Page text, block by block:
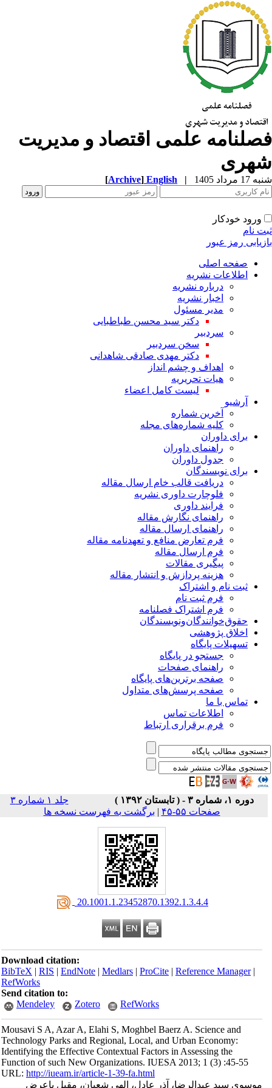
علمی اقتصاد و مدیریت
مرداد 1405 |
English
[Archive]
ورود خودکار
نام
رمز عبور
صفحه اصلی
اطلاعات نشریه
درباره نشریه
اخبار نشریه
مدیر مسئول
دکتر سید محسن طباطبایی
سردبیر
سخن سردبیر
دکتر مهدی صادقی شاهدانی
اهداف و چشم انداز
هیات تحریریه
لیست کامل اعضاء
آرشیو
آخرین شماره
کلیه شماره‌های مجله
برای داوران
راهنمای داوران
جدول داوران
برای نویسندگان
دریافت قالب خام ارسال مقاله
فلوچارت داوری نشریه
فرایند داوری
راهنمای نگارش مقاله
راهنمای ارسال مقاله
فرم تعارض منافع و تعهدنامه مقاله
فرم ارسال مقاله
پیگیری مقالات
هزینه پردازش و انتشار مقاله
ثبت نام و اشتراک
فرم ثبت نام
فرم اشتراک فصلنامه
حقوق‌خوانندگان‌و‌نویسندگان
اخلاق پژوهشی
تسهیلات پایگاه
جستجو در پایگاه
راهنمای صفحات
صفحه برترین‌های پایگاه
صفحه پرسش‌های متداول
تماس با ما
اطلاعات تماس
فرم برقراری ارتباط
دوره ۱، شماره ۳ - ( تابستان ۱۳۹۲ )
جلد ۱ شماره ۳
صفحات ۵۵-۴۵
|برگشت به فهرست نسخه ها
‎ 20.1001.1.23452870.1392.1.3.4.4
Download citation:
BibTeX|RIS|EndNote|Medlars|ProCite|Reference Manager
RefWorks
Send citation to:
Mendeley
Zotero RefWorks
Mousavi S A, Azar A, Elahi S, Moghbel Baerz A. Science and
Technology Parks and Regional, Local, and Urban Economy:
Identifying the Effective Contextual Factors in Assessing the
Function of such New Organizations. IUESA 2013; 1 (3) :45-55
URL:http://iueam.ir/article-1-39-fa.html
موسوی سید عبدالرضا، آذر عادل، الهی شعبان، مقبل باعرض